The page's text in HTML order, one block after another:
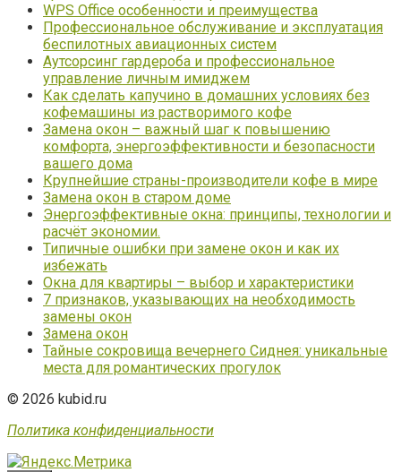
WPS Office особенности и преимущества
Профессиональное обслуживание и эксплуатация
беспилотных авиационных систем
Аутсорсинг гардероба и профессиональное
управление личным имиджем
Как сделать капучино в домашних условиях без
кофемашины из растворимого кофе
Замена окон – важный шаг к повышению
комфорта, энергоэффективности и безопасности
вашего дома
Крупнейшие страны-производители кофе в мире
Замена окон в старом доме
Энергоэффективные окна: принципы, технологии и
расчёт экономии.
Типичные ошибки при замене окон и как их
избежать
Окна для квартиры – выбор и характеристики
7 признаков, указывающих на необходимость
замены окон
Замена окон
Тайные сокровища вечернего Сиднея: уникальные
места для романтических прогулок
© 2026 kubid.ru
Политика конфиденциальности